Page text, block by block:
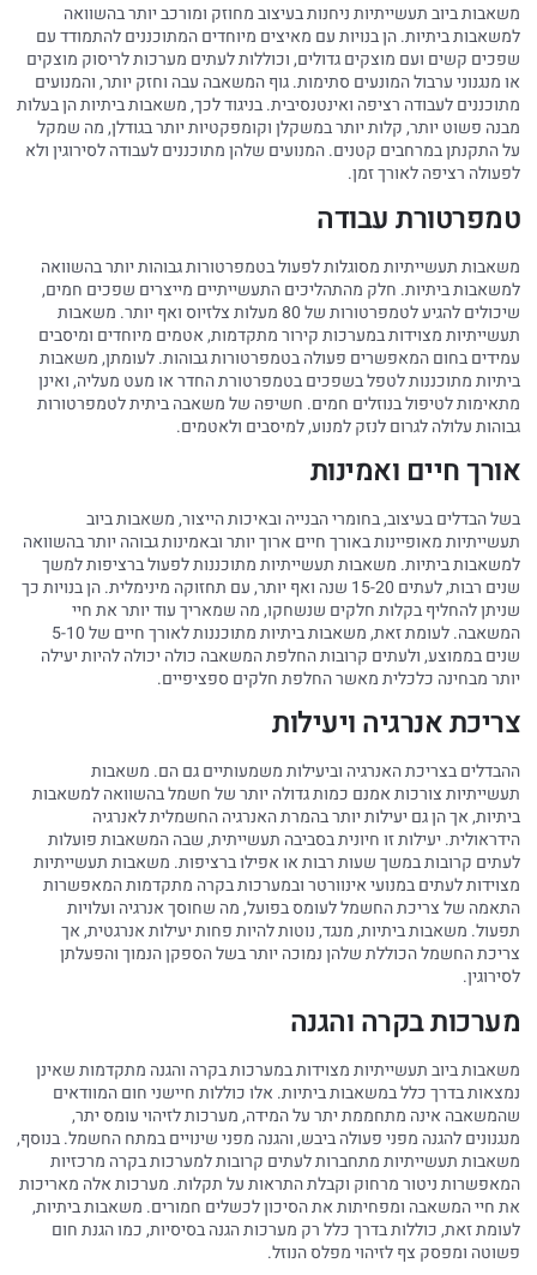
משאבות ביוב תעשייתיות ניחנות בעיצוב מחוזק ומורכב יותר בהשוואה
למשאבות ביתיות. הן בנויות עם מאיצים מיוחדים המתוכננים להתמודד עם
שפכים קשים ועם מוצקים גדולים, וכוללות לעתים מערכות לריסוק מוצקים
או מנגנוני ערבול המונעים סתימות. גוף המשאבה עבה וחזק יותר, והמנועים
מתוכננים לעבודה רציפה ואינטנסיבית. בניגוד לכך, משאבות ביתיות הן בעלות
מבנה פשוט יותר, קלות יותר במשקלן וקומפקטיות יותר בגודלן, מה שמקל
על התקנתן במרחבים קטנים. המנועים שלהן מתוכננים לעבודה לסירוגין ולא
לפעולה רציפה לאורך זמן.
טמפרטורת עבודה
משאבות תעשייתיות מסוגלות לפעול בטמפרטורות גבוהות יותר בהשוואה
למשאבות ביתיות. חלק מהתהליכים התעשייתיים מייצרים שפכים חמים,
שיכולים להגיע לטמפרטורות של 80 מעלות צלזיוס ואף יותר. משאבות
תעשייתיות מצוידות במערכות קירור מתקדמות, אטמים מיוחדים ומיסבים
עמידים בחום המאפשרים פעולה בטמפרטורות גבוהות. לעומתן, משאבות
ביתיות מתוכננות לטפל בשפכים בטמפרטורת החדר או מעט מעליה, ואינן
מתאימות לטיפול בנוזלים חמים. חשיפה של משאבה ביתית לטמפרטורות
גבוהות עלולה לגרום לנזק למנוע, למיסבים ולאטמים.
אורך חיים ואמינות
בשל הבדלים בעיצוב, בחומרי הבנייה ובאיכות הייצור, משאבות ביוב
תעשייתיות מאופיינות באורך חיים ארוך יותר ובאמינות גבוהה יותר בהשוואה
למשאבות ביתיות. משאבות תעשייתיות מתוכננות לפעול ברציפות למשך
שנים רבות, לעתים 15-20 שנה ואף יותר, עם תחזוקה מינימלית. הן בנויות כך
שניתן להחליף בקלות חלקים שנשחקו, מה שמאריך עוד יותר את חיי
המשאבה. לעומת זאת, משאבות ביתיות מתוכננות לאורך חיים של 5-10
שנים בממוצע, ולעתים קרובות החלפת המשאבה כולה יכולה להיות יעילה
יותר מבחינה כלכלית מאשר החלפת חלקים ספציפיים.
צריכת אנרגיה ויעילות
ההבדלים בצריכת האנרגיה וביעילות משמעותיים גם הם. משאבות
תעשייתיות צורכות אמנם כמות גדולה יותר של חשמל בהשוואה למשאבות
ביתיות, אך הן גם יעילות יותר בהמרת האנרגיה החשמלית לאנרגיה
הידראולית. יעילות זו חיונית בסביבה תעשייתית, שבה המשאבות פועלות
לעתים קרובות במשך שעות רבות או אפילו ברציפות. משאבות תעשייתיות
מצוידות לעתים במנועי אינוורטר ובמערכות בקרה מתקדמות המאפשרות
התאמה של צריכת החשמל לעומס בפועל, מה שחוסך אנרגיה ועלויות
תפעול. משאבות ביתיות, מנגד, נוטות להיות פחות יעילות אנרגטית, אך
צריכת החשמל הכוללת שלהן נמוכה יותר בשל הספקן הנמוך והפעלתן
לסירוגין.
מערכות בקרה והגנה
משאבות ביוב תעשייתיות מצוידות במערכות בקרה והגנה מתקדמות שאינן
נמצאות בדרך כלל במשאבות ביתיות. אלו כוללות חיישני חום המוודאים
שהמשאבה אינה מתחממת יתר על המידה, מערכות לזיהוי עומס יתר,
מנגנונים להגנה מפני פעולה ביבש, והגנה מפני שינויים במתח החשמל. בנוסף,
משאבות תעשייתיות מתחברות לעתים קרובות למערכות בקרה מרכזיות
המאפשרות ניטור מרחוק וקבלת התראות על תקלות. מערכות אלה מאריכות
את חיי המשאבה ומפחיתות את הסיכון לכשלים חמורים. משאבות ביתיות,
לעומת זאת, כוללות בדרך כלל רק מערכות הגנה בסיסיות, כמו הגנת חום
פשוטה ומפסק צף לזיהוי מפלס הנוזל.